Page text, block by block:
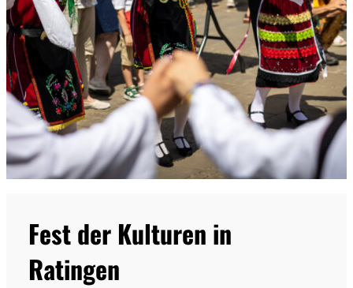
Fest der Kulturen in
Ratingen